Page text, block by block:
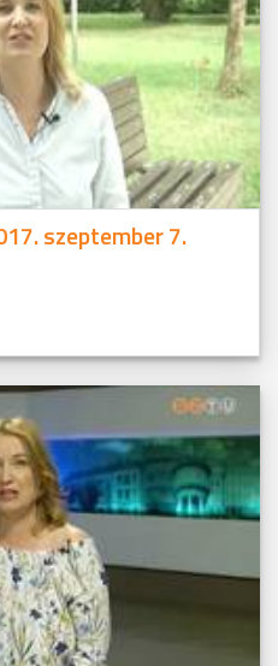
szeptember 7.